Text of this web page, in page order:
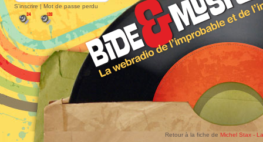
S'inscrire | Mot de passe perdu
Retour à la fiche de Michel Stax -